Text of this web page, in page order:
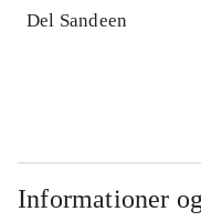
Del Sandeen
Informationer